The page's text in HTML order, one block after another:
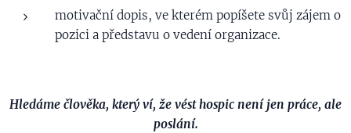
motivační dopis, ve kterém popíšete svůj zájem o
pozici a představu o vedení organizace.
Hledáme člověka, který ví, že vést hospic není jen práce, ale
poslání.